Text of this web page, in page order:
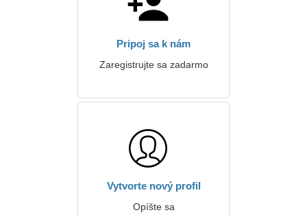
Pripoj sa k nám
Zaregistrujte sa zadarmo
Vytvorte nový profil
Opíšte sa